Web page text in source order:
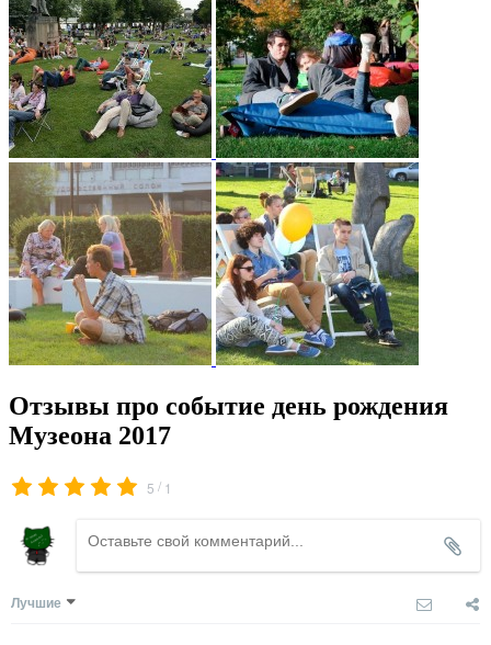
Отзывы про событие день рождения
Музеона 2017
5 / 1
Лучшие